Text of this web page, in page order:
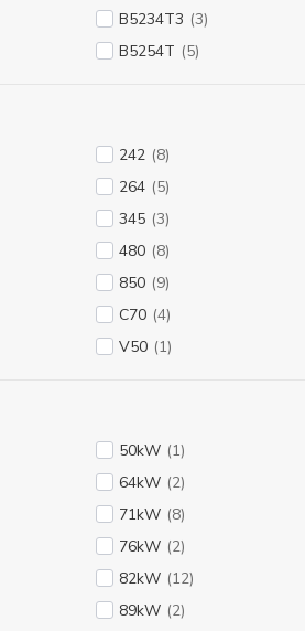
B5234T3 (3)
B5254T (5)
242 (8)
264 (5)
345 (3)
480 (8)
850 (9)
C70 (4)
V50 (1)
50kW (1)
64kW (2)
71kW (8)
76kW (2)
82kW (12)
89kW (2)